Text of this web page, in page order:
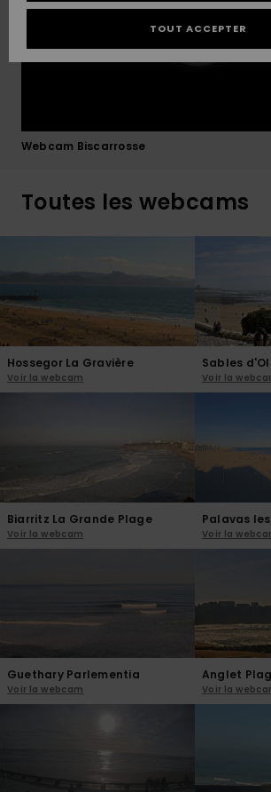
Démarrez
question.
formulaire
de contact.
Consulter
la FAQ
COLLECTION
CARTE
CADEAU
LISTE DE
SOUHAITS
Webcam Biscarrosse
Toutes les webcams
Hossegor La Gravière
Voir la webcam
Sables
Voir la
Biarritz La Grande Plage
Voir la webcam
Palavas
Voir la
Guethary Parlementia
Voir la webcam
Anglet
Voir la
TOUT ACCEPTER